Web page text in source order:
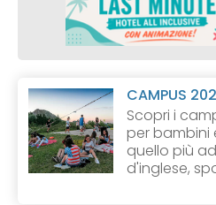
CAMPUS
Scopri i
per bambini
quello più
d'inglese,